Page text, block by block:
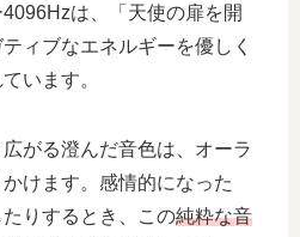
は、「天使の扉を開
ィブなエネルギーを優しく
います。
がる澄んだ音色は、オーラ
けます。感情的になった
りするとき、この純粋な音